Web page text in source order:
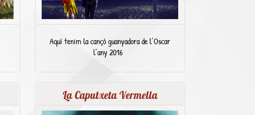
Aquí tenim la cançó guanyadora de l’Oscar
l’any 2016
La Caputxeta Vermella